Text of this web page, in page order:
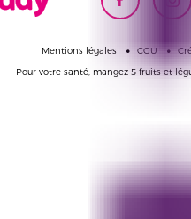
Mentions légales CGU
Pour votre santé, mangez 5 fruits et